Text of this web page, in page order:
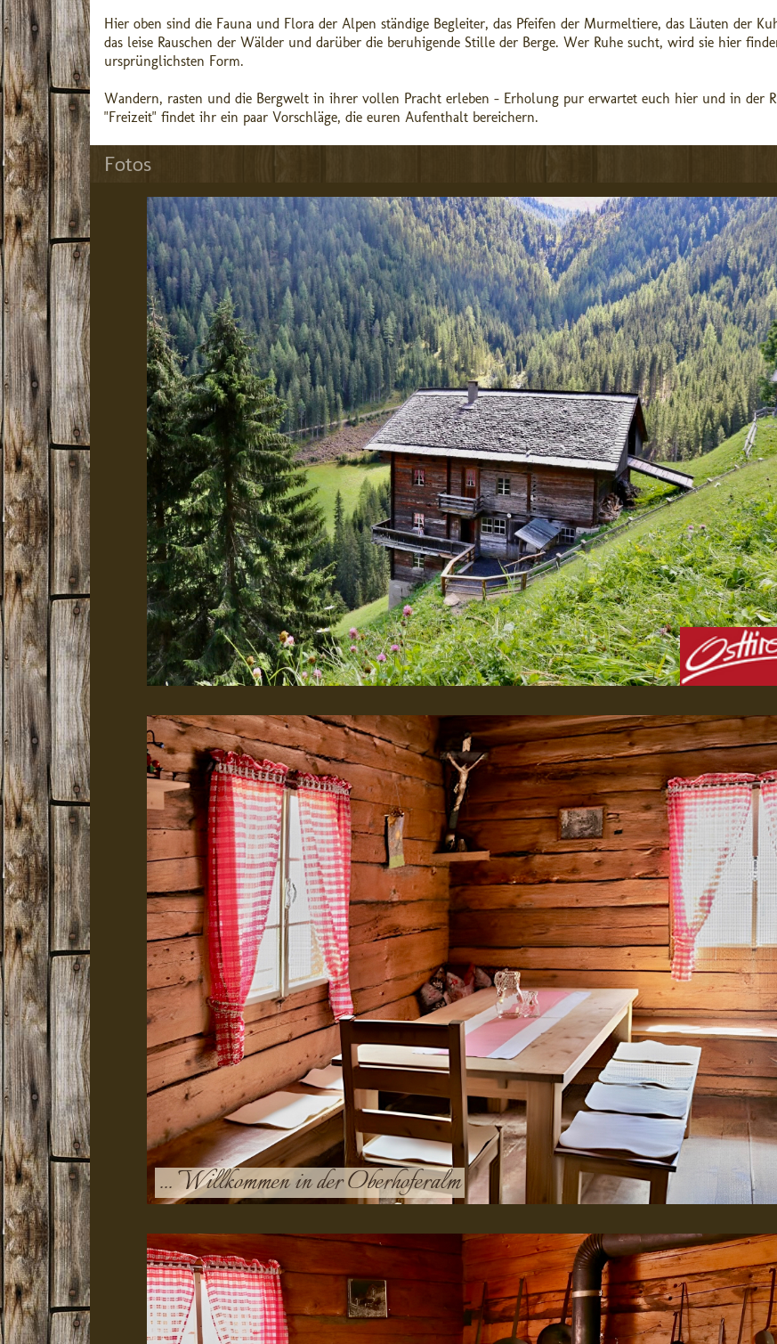
Hier oben sind die Fauna und Flora der Alpen ständige Begleiter, das Pfeifen der Murmeltiere, das Läuten der
das leise Rauschen der Wälder und darüber die beruhigende Stille der Berge. Wer Ruhe sucht, wird sie hier
ursprünglichsten Form.
Wandern, rasten und die Bergwelt in ihrer vollen Pracht erleben - Erholung pur erwartet euch hier und in der
"Freizeit" findet ihr ein paar Vorschläge, die euren Aufenthalt bereichern.
Fotos
... Willkommen in der Oberhoferalm